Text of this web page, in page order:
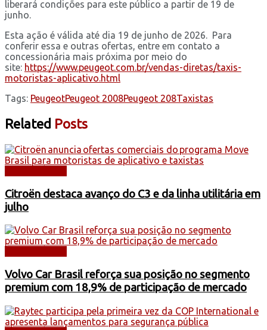
liberará condições para este público a partir de 19 de
junho.
Esta ação é válida até dia 19 de junho de 2026. Para
conferir essa e outras ofertas, entre em contato a
concessionária mais próxima por meio do
site: https://www.peugeot.com.br/vendas-diretas/taxis-
motoristas-aplicativo.html
Tags: PeugeotPeugeot 2008Peugeot 208Taxistas
Related Posts
Citroën destaca avanço do C3 e da linha utilitária em
julho
Volvo Car Brasil reforça sua posição no segmento
premium com 18,9% de participação de mercado